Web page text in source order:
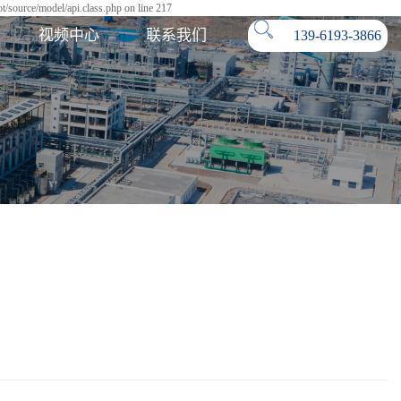
model/api.class.php on line 217
视频中心 联系我们 139-6193-3866